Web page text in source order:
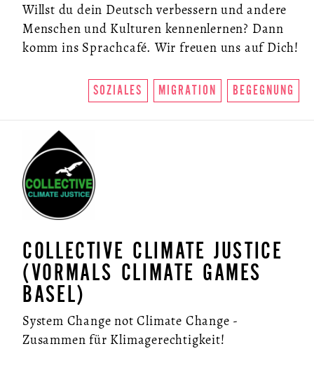
SO FUNKTIONIERTS
NEWSLETTER
Willst du dein Deutsch verbessern und andere
Menschen und Kulturen kennenlernen? Dann
komm ins Sprachcafé. Wir freuen uns auf Dich!
SOZIALES MIGRATION BEGEGNUNG
COLLECTIVE CLIMATE JUSTICE
(VORMALS CLIMATE GAMES
BASEL)
System Change not Climate Change -
Zusammen für Klimagerechtigkeit!